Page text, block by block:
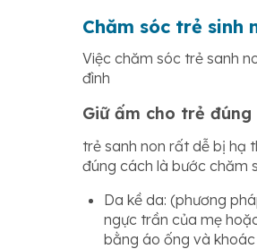
Chăm sóc trẻ sinh
Việc chăm sóc trẻ sanh
đình
Giữ ấm cho trẻ đúng
trẻ sanh non rất dễ bị hạ
đúng cách là bước chăm
Da kề da: (phương
ngực trần của mẹ
bằng áo ống và